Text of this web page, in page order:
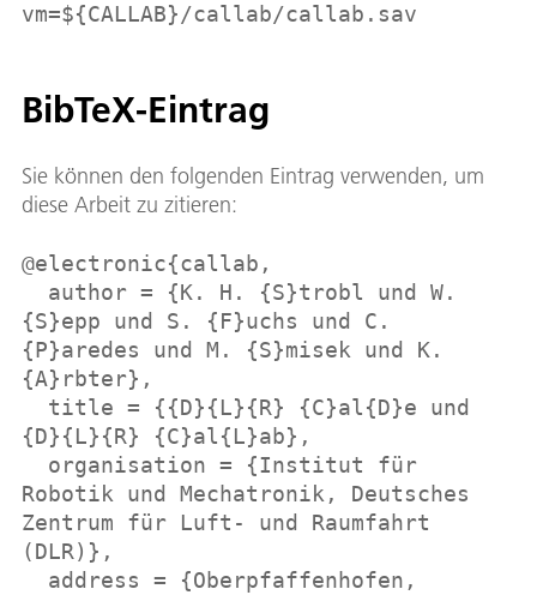
vm=${CALLAB}/callab/callab.sav
BibTeX-Eintrag
Sie können den folgenden Eintrag verwenden, um
diese Arbeit zu zitieren:
@electronic{callab,
author = {K. H. {S}trobl und W.
{S}epp und S. {F}uchs und C.
{P}aredes und M. {S}misek und K.
{A}rbter},
title = {{D}{L}{R} {C}al{D}e und
{D}{L}{R} {C}al{L}ab},
organisation = {Institut für
Robotik und Mechatronik, Deutsches
Zentrum für Luft- und Raumfahrt
(DLR)},
address = {Oberpfaffenhofen,